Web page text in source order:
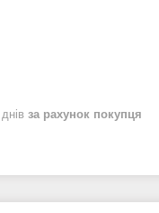
за рахунок покупця